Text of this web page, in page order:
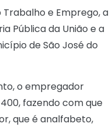
Trabalho e Emprego, a
Pública da União e a
de São José do
o empregador
fazendo com que
que é analfabeto,